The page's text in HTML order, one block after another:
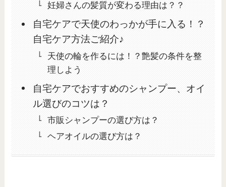
妊婦さんの髪質が変わる理由は？？
自宅ケアで天使のわっかが手に入る！？
自宅ケア方法ご紹介♪
天使の輪を作るには！？艶髪の条件を整
理しよう
自宅ケアでおすすめのシャンプー、オイ
ル選びのコツは？
市販シャンプーの選び方は？
ヘアオイルの選び方は？